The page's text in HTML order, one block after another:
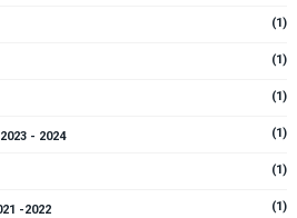
(1)
(1)
(1)
- 2024 (1)
(1)
-2022 (1)